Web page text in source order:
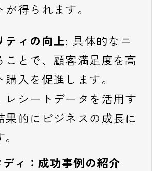
得られます。
ティの向上: 具体的なニ
ことで、顧客満足度を高
入を促進します。
レシートデータを活用す
果的にビジネスの成長に
ィ：成功事例の紹介